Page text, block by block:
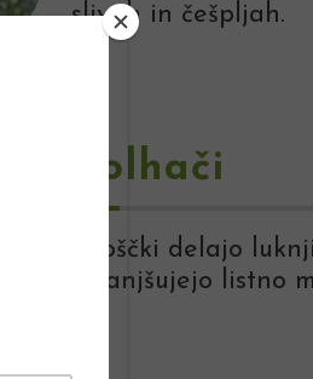
slivah in češpljah.
Bolhači
Hroščki delajo
zmanjšujejo listno